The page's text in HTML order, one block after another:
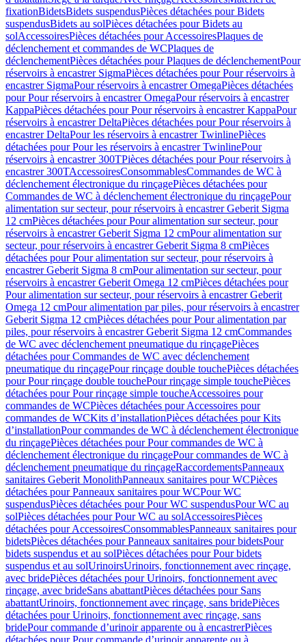
fixationBidetsBidets suspendusPièces détachées pour Bidets
suspendusBidets au solPièces détachées pour Bidets au
solAccessoiresPièces détachées pour AccessoiresPlaques de
déclenchement et commandes de WCPlaques de
déclenchementPièces détachées pour Plaques de déclenchementPour
réservoirs à encastrer SigmaPièces détachées pour Pour réservoirs à
encastrer SigmaPour réservoirs à encastrer OmegaPièces détachées
pour Pour réservoirs à encastrer OmegaPour réservoirs à encastrer
KappaPièces détachées pour Pour réservoirs à encastrer KappaPour
réservoirs à encastrer DeltaPièces détachées pour Pour réservoirs à
encastrer DeltaPour les réservoirs à encastrer TwinlinePièces
détachées pour Pour les réservoirs à encastrer TwinlinePour
réservoirs à encastrer 300TPièces détachées pour Pour réservoirs à
encastrer 300TAccessoiresConsommablesCommandes de WC à
déclenchement électronique du rinçagePièces détachées pour
Commandes de WC à déclenchement électronique du rinçagePour
alimentation sur secteur, pour réservoirs à encastrer Geberit Sigma
12 cmPièces détachées pour Pour alimentation sur secteur, pour
réservoirs à encastrer Geberit Sigma 12 cmPour alimentation sur
secteur, pour réservoirs à encastrer Geberit Sigma 8 cmPièces
détachées pour Pour alimentation sur secteur, pour réservoirs à
encastrer Geberit Sigma 8 cmPour alimentation sur secteur, pour
réservoirs à encastrer Geberit Omega 12 cmPièces détachées pour
Pour alimentation sur secteur, pour réservoirs à encastrer Geberit
Omega 12 cmPour alimentation par piles, pour réservoirs à encastrer
Geberit Sigma 12 cmPièces détachées pour Pour alimentation par
piles, pour réservoirs à encastrer Geberit Sigma 12 cmCommandes
de WC avec déclenchement pneumatique du rinçagePièces
détachées pour Commandes de WC avec déclenchement
pneumatique du rinçagePour rinçage double touchePièces détachées
pour Pour rinçage double touchePour rinçage simple touchePièces
détachées pour Pour rinçage simple toucheAccessoires pour
commandes de WCPièces détachées pour Accessoires pour
commandes de WCKits d’installationPièces détachées pour Kits
d’installationPour commandes de WC à déclenchement électronique
du rinçagePièces détachées pour Pour commandes de WC à
déclenchement électronique du rinçagePour commandes de WC à
déclenchement pneumatique du rinçageRaccordementsPanneaux
sanitaires Geberit MonolithPanneaux sanitaires pour WCPièces
détachées pour Panneaux sanitaires pour WCPour WC
suspendusPièces détachées pour Pour WC suspendusPour WC au
solPièces détachées pour Pour WC au solAccessoiresPièces
détachées pour AccessoiresConsommablesPanneaux sanitaires pour
bidetsPièces détachées pour Panneaux sanitaires pour bidetsPour
bidets suspendus et au solPièces détachées pour Pour bidets
suspendus et au solUrinoirsUrinoirs, fonctionnement avec rinçage,
avec bridePièces détachées pour Urinoirs, fonctionnement avec
rinçage, avec brideSans abattantPièces détachées pour Sans
abattantUrinoirs, fonctionnement avec rinçage, sans bridePièces
détachées pour Urinoirs, fonctionnement avec rinçage, sans
bridePour commande d’urinoir apparente ou à encastrerPièces
détachées pour Pour commande d’urinoir apparente ou à